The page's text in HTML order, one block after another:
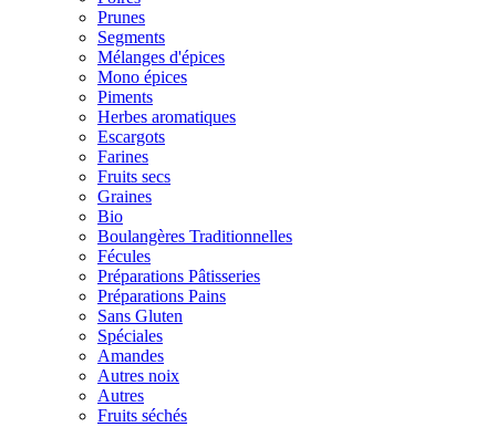
Prunes
Segments
Mélanges d'épices
Mono épices
Piments
Herbes aromatiques
Escargots
Farines
Fruits secs
Graines
Bio
Boulangères Traditionnelles
Fécules
Préparations Pâtisseries
Préparations Pains
Sans Gluten
Spéciales
Amandes
Autres noix
Autres
Fruits séchés